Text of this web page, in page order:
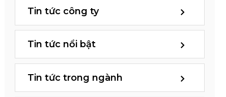
Tin tức công ty
Tin tức nổi bật
Tin tức trong ngành